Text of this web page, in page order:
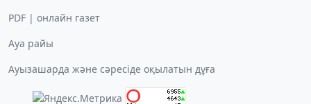
PDF | онлайн газет
Ауа райы
Ауызашарда және сәресіде оқылатын дұға